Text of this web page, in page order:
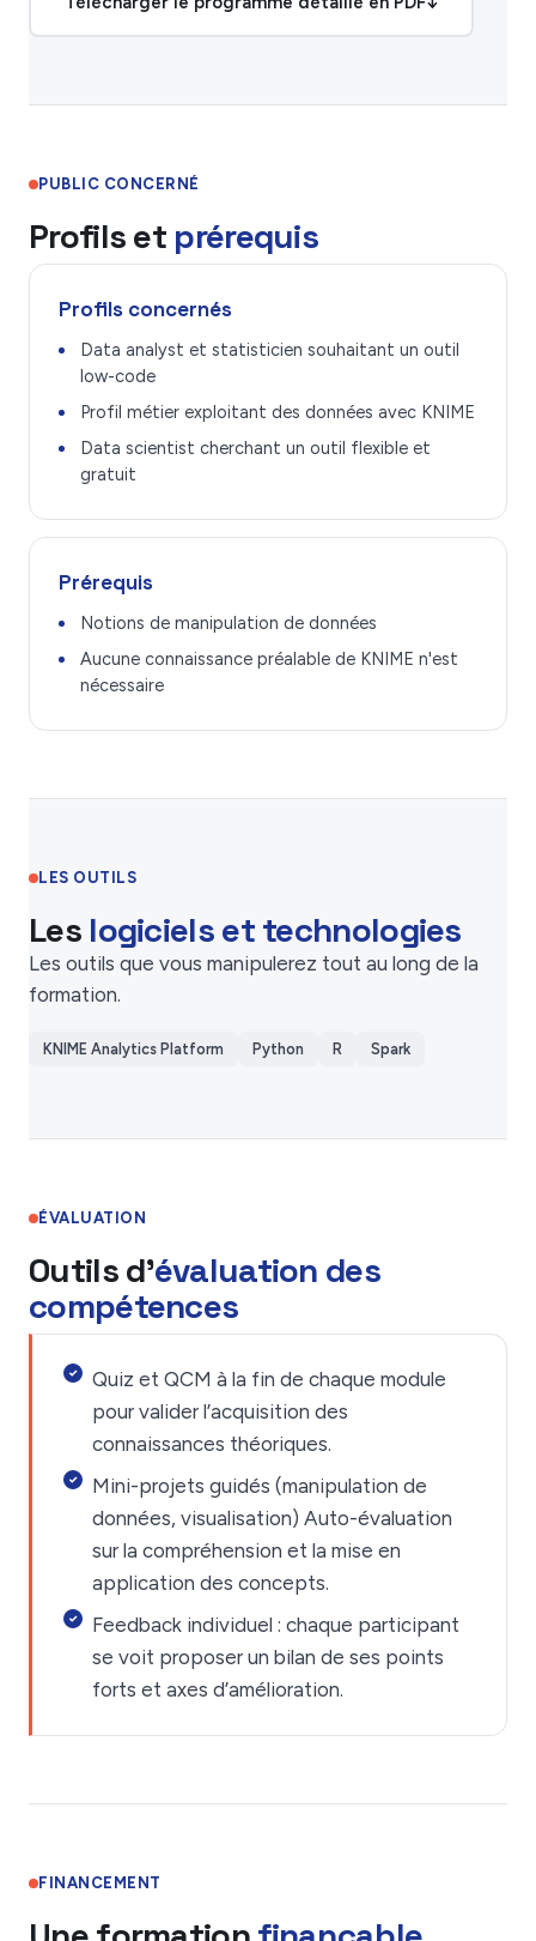
PUBLIC CONCERNÉ
Profils et prérequis
Profils concernés
Data analyst et statisticien souhaitant un outil
low-code
Profil métier exploitant des données avec KNIME
Data scientist cherchant un outil flexible et
gratuit
Prérequis
Notions de manipulation de données
Aucune connaissance préalable de KNIME n'est
nécessaire
LES OUTILS
Les logiciels et technologies
Les outils que vous manipulerez tout au long de la
formation.
KNIME Analytics Platform Python R Spark
ÉVALUATION
Outils d'évaluation des
compétences
Quiz et QCM à la fin de chaque module
pour valider l’acquisition des
connaissances théoriques.
Mini-projets guidés (manipulation de
données, visualisation) Auto-évaluation
sur la compréhension et la mise en
application des concepts.
Feedback individuel : chaque participant
se voit proposer un bilan de ses points
forts et axes d’amélioration.
FINANCEMENT